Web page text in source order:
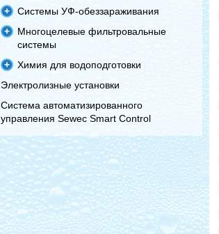
Системы УФ-обеззараживания
Многоцелевые фильтровальные
системы
Химия для водоподготовки
Электролизные установки
Система автоматизированного
управления Sewec Smart Control